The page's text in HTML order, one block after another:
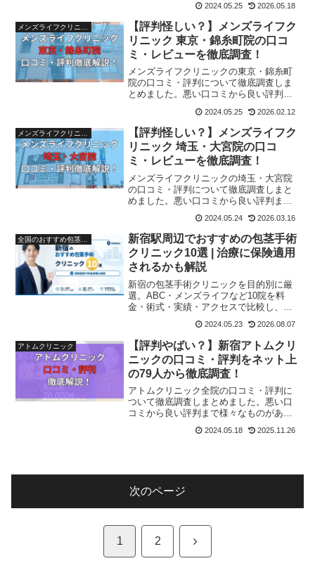
イフクリニック愛知・名古屋院に通うか
迷っている人は参考にしてみてください
ね。
2024.05.25 2026.05.18
【評判怪しい？】メンズライフク
リニック 東京・錦糸町院の口コ
ミ・レビューを徹底調査！
メンズライフクリニックの東京・錦糸町
院の口コミ・評判について徹底調査しま
とめました。悪い口コミから良い評判ま
イフクリニック東京・錦糸町院に通うか
迷っている人は参考にしてみてください
ね。
2024.05.25 2026.02.12
メンズライフクリニック
【評判怪しい？】メンズライフク
リニック 埼玉・大宮院の口コ
ミ・レビューを徹底調査！
メンズライフクリニックの埼玉・大宮院
の口コミ・評判について徹底調査しまと
めました。悪い口コミから良い評判まで
フクリニック埼玉・大宮院に通うか迷っ
ている人は参考にしてみてくださいね。
2024.05.24 2026.03.16
全国のおすすめ包茎手術クリニック
新宿駅周辺でおすすめの包茎手術
クリニック10選 | 治療に保険適用
されるかも解説
新宿の包茎手術クリニックを目的別に厳
選。ABC・メンズライフなど10院を料
金・術式・実績・アクセスで比較し、選
用相場までわかりやすく解説。自分に合
う相談先が見つかります。
2024.05.23 2026.08.07
アトムクリニック
【評判やばい？】新宿アトムクリ
ニックの口コミ・評判をネット上
の79人から徹底調査！
アトムクリニック全院の口コミ・評判に
ついて徹底調査しまとめました。悪い口
コミから良い評判まで様々なものがあり
ましたのでアトムクリニックに通うか迷
っている人は参考にしてみてください
2024.05.18 2025.11.26
次のページ
1 2 次